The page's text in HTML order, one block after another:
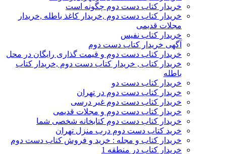
خریدار کتاب دست دوم چگونه است
خریدار کتاب دست دوم ,خریدار کاغذ باطله ,خریدار
مجلات قدیمی
خریدار کتاب نفیس
آگهی خریدار کتاب دست دوم
خریدار کتاب دست دوم و قیمت گذاری رایگان در محل
خریدار کتاب , خریدار کتاب دست دوم ,خریدار کتاب
باطله
خریدار کتاب دست دو
خریدار کتاب دست دوم در تهران
خریدار کتاب دست دوم غیر درسی
خریدار کتاب دست دوم و مجلات قدیمی
خریدار کتاب دست دوم کتابخانه شخصی شما
خرید کتاب دست دوم درب منزل تهران
خریدار کتاب و مجله : خرید و فروش کتاب دست دوم
خریدار کتاب در منطقه 1